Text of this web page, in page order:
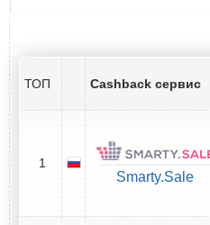
ТОП Cashback сервис
1
Smarty.Sale